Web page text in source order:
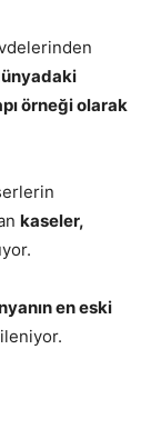
örneği olarak
kaseler,
en eski